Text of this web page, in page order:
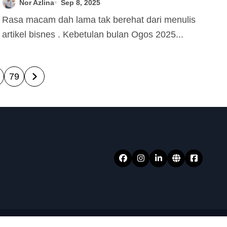
Nor Azlina Sep 8, 2025
Rasa macam dah lama tak berehat dari menulis
artikel bisnes . Kebetulan bulan Ogos 2025...
79